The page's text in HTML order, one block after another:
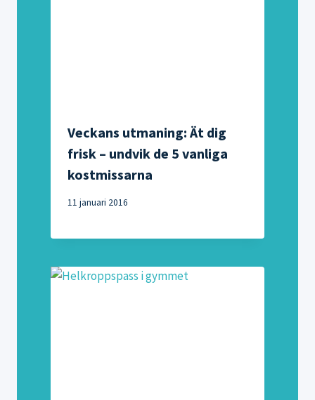
Veckans utmaning: Ät dig
frisk – undvik de 5 vanliga
kostmissarna
11 januari 2016